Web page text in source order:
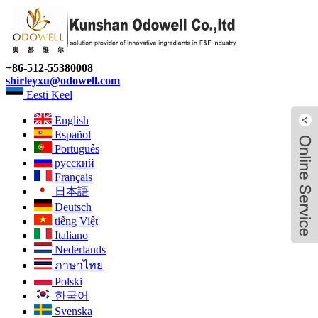
+86-512-55380008
shirleyxu@odowell.com
Eesti Keel
English
Español
Português
русский
Français
日本語
Deutsch
tiếng Việt
Italiano
Nederlands
ภาษาไทย
Polski
한국어
Svenska